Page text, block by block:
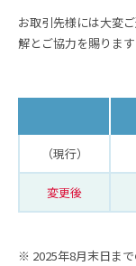
お取引先様には大変
解とご協力を賜りま
（現行）
変更後
※ 2025年8月末日まで